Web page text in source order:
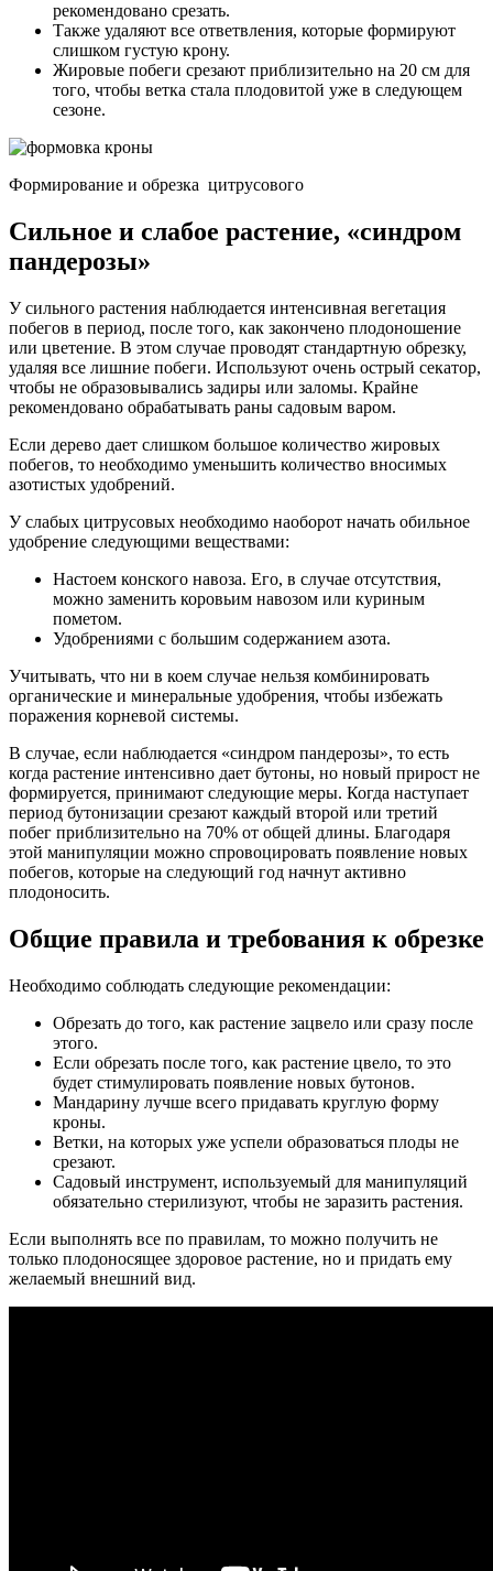
рекомендовано срезать.
Также удаляют все ответвления, которые формируют
слишком густую крону.
Жировые побеги срезают приблизительно на 20 см для
того, чтобы ветка стала плодовитой уже в следующем
сезоне.
Формирование и обрезка цитрусового
Сильное и слабое растение, «синдром
пандерозы»
У сильного растения наблюдается интенсивная вегетация
побегов в период, после того, как закончено плодоношение
или цветение. В этом случае проводят стандартную обрезку,
удаляя все лишние побеги. Используют очень острый секатор,
чтобы не образовывались задиры или заломы. Крайне
рекомендовано обрабатывать раны садовым варом.
Если дерево дает слишком большое количество жировых
побегов, то необходимо уменьшить количество вносимых
азотистых удобрений.
У слабых цитрусовых необходимо наоборот начать обильное
удобрение следующими веществами:
Настоем конского навоза. Его, в случае отсутствия,
можно заменить коровьим навозом или куриным
пометом.
Удобрениями с большим содержанием азота.
Учитывать, что ни в коем случае нельзя комбинировать
органические и минеральные удобрения, чтобы избежать
поражения корневой системы.
В случае, если наблюдается «синдром пандерозы», то есть
когда растение интенсивно дает бутоны, но новый прирост не
формируется, принимают следующие меры. Когда наступает
период бутонизации срезают каждый второй или третий
побег приблизительно на 70% от общей длины. Благодаря
этой манипуляции можно спровоцировать появление новых
побегов, которые на следующий год начнут активно
плодоносить.
Общие правила и требования к обрезке
Необходимо соблюдать следующие рекомендации:
Обрезать до того, как растение зацвело или сразу после
этого.
Если обрезать после того, как растение цвело, то это
будет стимулировать появление новых бутонов.
Мандарину лучше всего придавать круглую форму
кроны.
Ветки, на которых уже успели образоваться плоды не
срезают.
Садовый инструмент, используемый для манипуляций
обязательно стерилизуют, чтобы не заразить растения.
Если выполнять все по правилам, то можно получить не
только плодоносящее здоровое растение, но и придать ему
желаемый внешний вид.